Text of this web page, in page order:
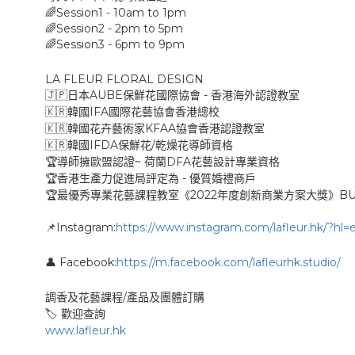
🌈Session1 - 10am to 1pm
🌈Session2 - 2pm to 5pm
🌈Session3 - 6pm to 9pm
LA FLEUR FLORAL DESIGN
🇯🇵 日本AUBE保鮮花國際協會 - 香港海外認證教室
🇰🇷韓國 IFA國際花藝協會香港總校
🇰🇷韓國花卉藝術家 KFAA協會香港認證教室
🇰🇷韓國 IFDA保鮮花/乾燥花導師資格
🏆導師擁歐盟認證~ 荷蘭 DFA花藝設計專業資格
🏆香港生產力促進局評定為 - 優質婚禮商戶
🏆最優秀專業花藝課程教室《2022年度創新商業方案大獎》
📌 Instagram:https://www.instagram.com/lafleur.hk/
👤 Facebook:https://m.facebook.com/lafleurhk.studio/
調香及花藝課程/產品及團體訂購
🏷 歡迎查詢
www.lafleur.hk